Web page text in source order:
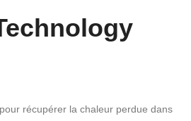
récupérer la chaleur perdue dans